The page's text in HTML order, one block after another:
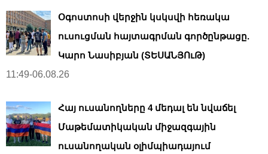
Օգոստոսի վերջին կսկսվի հեռակա
ուսուցման հայտագրման գործընթացը.
Կարո Նասիբյան (ՏԵՍԱՆՅՈւԹ)
11:49-06.08.26
Հայ ուսանողները 4 մեդալ են նվաճել
Մաթեմատիկական միջազգային
ուսանողական օլիմպիադայում